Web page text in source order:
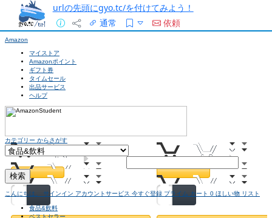
urlの先頭にgyo.tc/を付けてみよう！
通常
依頼